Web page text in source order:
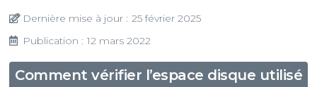
Dernière mise à jour : 25 février 2025
Publication : 12 mars 2022
Comment vérifier l’espace disque utilisé